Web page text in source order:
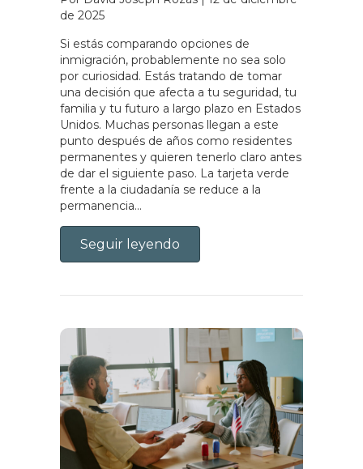
de 2025
Si estás comparando opciones de
inmigración, probablemente no sea solo
por curiosidad. Estás tratando de tomar
una decisión que afecta a tu seguridad, tu
familia y tu futuro a largo plazo en Estados
Unidos. Muchas personas llegan a este
punto después de años como residentes
permanentes y quieren tenerlo claro antes
de dar el siguiente paso. La tarjeta verde
frente a la ciudadanía se reduce a la
permanencia...
Seguir leyendo